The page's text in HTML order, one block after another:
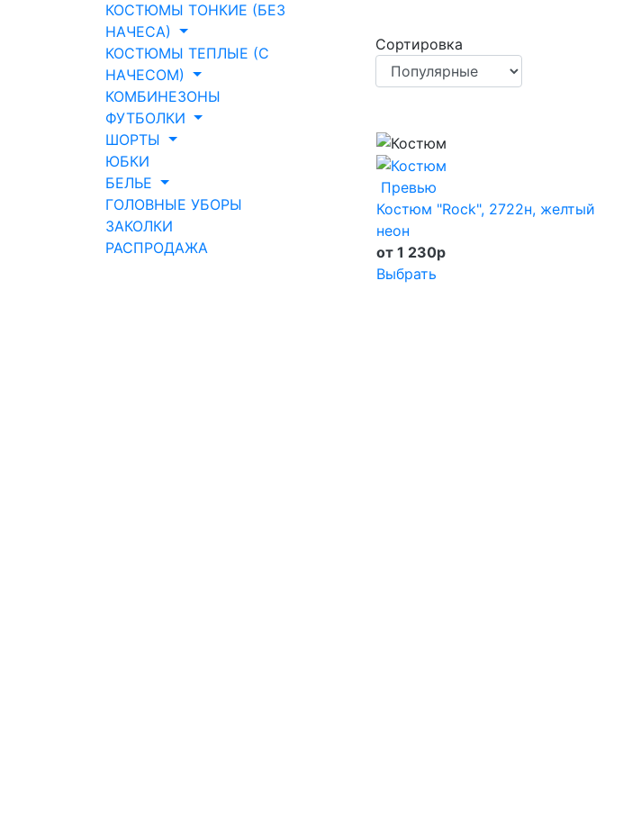
КОСТЮМЫ ТОНКИЕ (БЕЗ
НАЧЕСА)
КОСТЮМЫ ТЕПЛЫЕ (С
НАЧЕСОМ)
КОМБИНЕЗОНЫ
ФУТБОЛКИ
ШОРТЫ
ЮБКИ
БЕЛЬЕ
ГОЛОВНЫЕ УБОРЫ
ЗАКОЛКИ
РАСПРОДАЖА
Сортировка
Превью
Костюм "Rock", 2722н, желтый
неон
от 1 230p
Выбрать